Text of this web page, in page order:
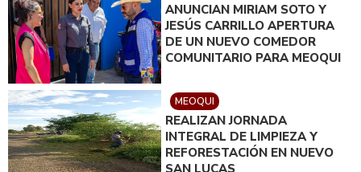
ANUNCIAN MIRIAM SOTO Y
JESÚS CARRILLO APERTURA
DE UN NUEVO COMEDOR
COMUNITARIO PARA MEOQUI
MEOQUI
REALIZAN JORNADA
INTEGRAL DE LIMPIEZA Y
REFORESTACIÓN EN NUEVO
SAN LUCAS